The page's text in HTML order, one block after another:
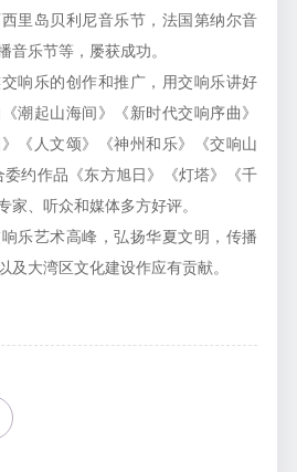
里岛贝利尼音乐节，法国第纳尔音
音乐节等，屡获成功。
乐的创作和推广，用交响乐讲好
潮起山海间》《新时代交响序曲》
》《人文颂》《神州和乐》《交响山
委约作品《东方旭日》《灯塔》《千
家、听众和媒体多方好评。
艺术高峰，弘扬华夏文明，传播
及大湾区文化建设作应有贡献。